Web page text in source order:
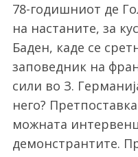
78-годишниот де
на настаните, за
Баден, каде се
заповедник на
сили во З.
него?
можната
демонстрантите.